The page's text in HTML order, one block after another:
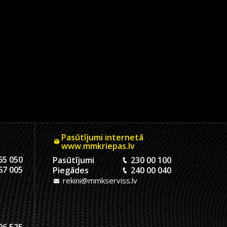
050
005
Pasūtījumi internetā
www.mmkriepas.lv
Pasūtījumi
230 00 100
Piegādes
240 00 040
rekini@mmkserviss.lv